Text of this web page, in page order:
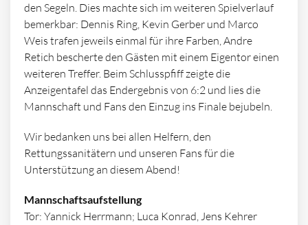
den Segeln. Dies machte sich im weiteren Spielverlauf
bemerkbar: Dennis Ring, Kevin Gerber und Marco
Weis trafen jeweils einmal für ihre Farben, Andre
Retich bescherte den Gästen mit einem Eigentor einen
weiteren Treffer. Beim Schlusspfiff zeigte die
Anzeigentafel das Endergebnis von 6:2 und lies die
Mannschaft und Fans den Einzug ins Finale bejubeln.
Wir bedanken uns bei allen Helfern, den
Rettungssanitätern und unseren Fans für die
Unterstützung an diesem Abend!
Mannschaftsaufstellung
Tor: Yannick Herrmann; Luca Konrad, Jens Kehrer